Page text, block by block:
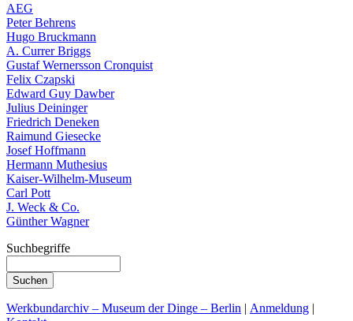
AEG
Peter Behrens
Hugo Bruckmann
A. Currer Briggs
Gustaf Wernersson Cronquist
Felix Czapski
Edward Guy Dawber
Julius Deininger
Friedrich Deneken
Raimund Giesecke
Josef Hoffmann
Hermann Muthesius
Kaiser-Wilhelm-Museum
Carl Pott
J. Weck & Co.
Günther Wagner
Suchbegriffe
Werkbundarchiv – Museum der Dinge – Berlin | Anmeldung |